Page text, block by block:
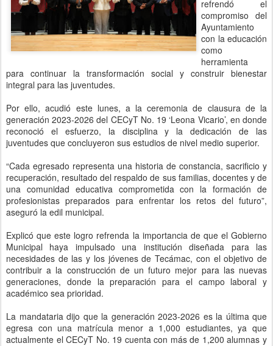
refrendó el
compromiso del
Ayuntamiento
con la educación
como
herramienta
para continuar la transformación social y construir bienestar
integral para las juventudes.
Por ello, acudió este lunes, a la ceremonia de clausura de la
generación 2023-2026 del CECyT No. 19 ‘Leona Vicario’, en donde
reconoció el esfuerzo, la disciplina y la dedicación de las
juventudes que concluyeron sus estudios de nivel medio superior.
“Cada egresado representa una historia de constancia, sacrificio y
recuperación, resultado del respaldo de sus familias, docentes y de
una comunidad educativa comprometida con la formación de
profesionistas preparados para enfrentar los retos del futuro”,
aseguró la edil municipal.
Explicó que este logro refrenda la importancia de que el Gobierno
Municipal haya impulsado una institución diseñada para las
necesidades de las y los jóvenes de Tecámac, con el objetivo de
contribuir a la construcción de un futuro mejor para las nuevas
generaciones, donde la preparación para el campo laboral y
académico sea prioridad.
La mandataria dijo que la generación 2023-2026 es la última que
egresa con una matrícula menor a 1,000 estudiantes, ya que
actualmente el CECyT No. 19 cuenta con más de 1,200 alumnas y